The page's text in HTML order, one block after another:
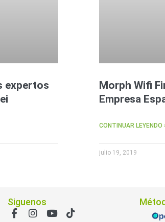
expertos
Morph Wifi
Empresa
CONTINUAR LEYENDO
julio 19, 2019
Siguenos